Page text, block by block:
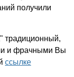
получили
традиционный,
и фрачными Вы
ссылке